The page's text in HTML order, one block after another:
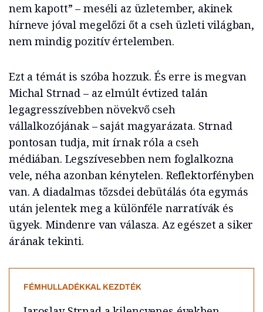
nem kapott” – meséli az üzletember, akinek
hírneve jóval megelőzi őt a cseh üzleti világban,
nem mindig pozitív értelemben.
Ezt a témát is szóba hozzuk. És erre is megvan
Michal Strnad – az elmúlt évtized talán
legagresszívebben növekvő cseh
vállalkozójának – saját magyarázata. Strnad
pontosan tudja, mit írnak róla a cseh
médiában. Legszívesebben nem foglalkozna
vele, néha azonban kénytelen. Reflektorfényben
van. A diadalmas tőzsdei debütálás óta egymás
után jelentek meg a különféle narratívák és
ügyek. Mindenre van válasza. Az egészet a siker
árának tekinti.
FÉMHULLADÉKKAL KEZDTÉK